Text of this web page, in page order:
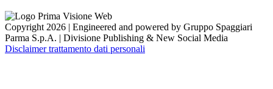
Copyright 2026 | Engineered and powered by Gruppo Spaggiari
Parma S.p.A. | Divisione Publishing & New Social Media
Disclaimer trattamento dati personali